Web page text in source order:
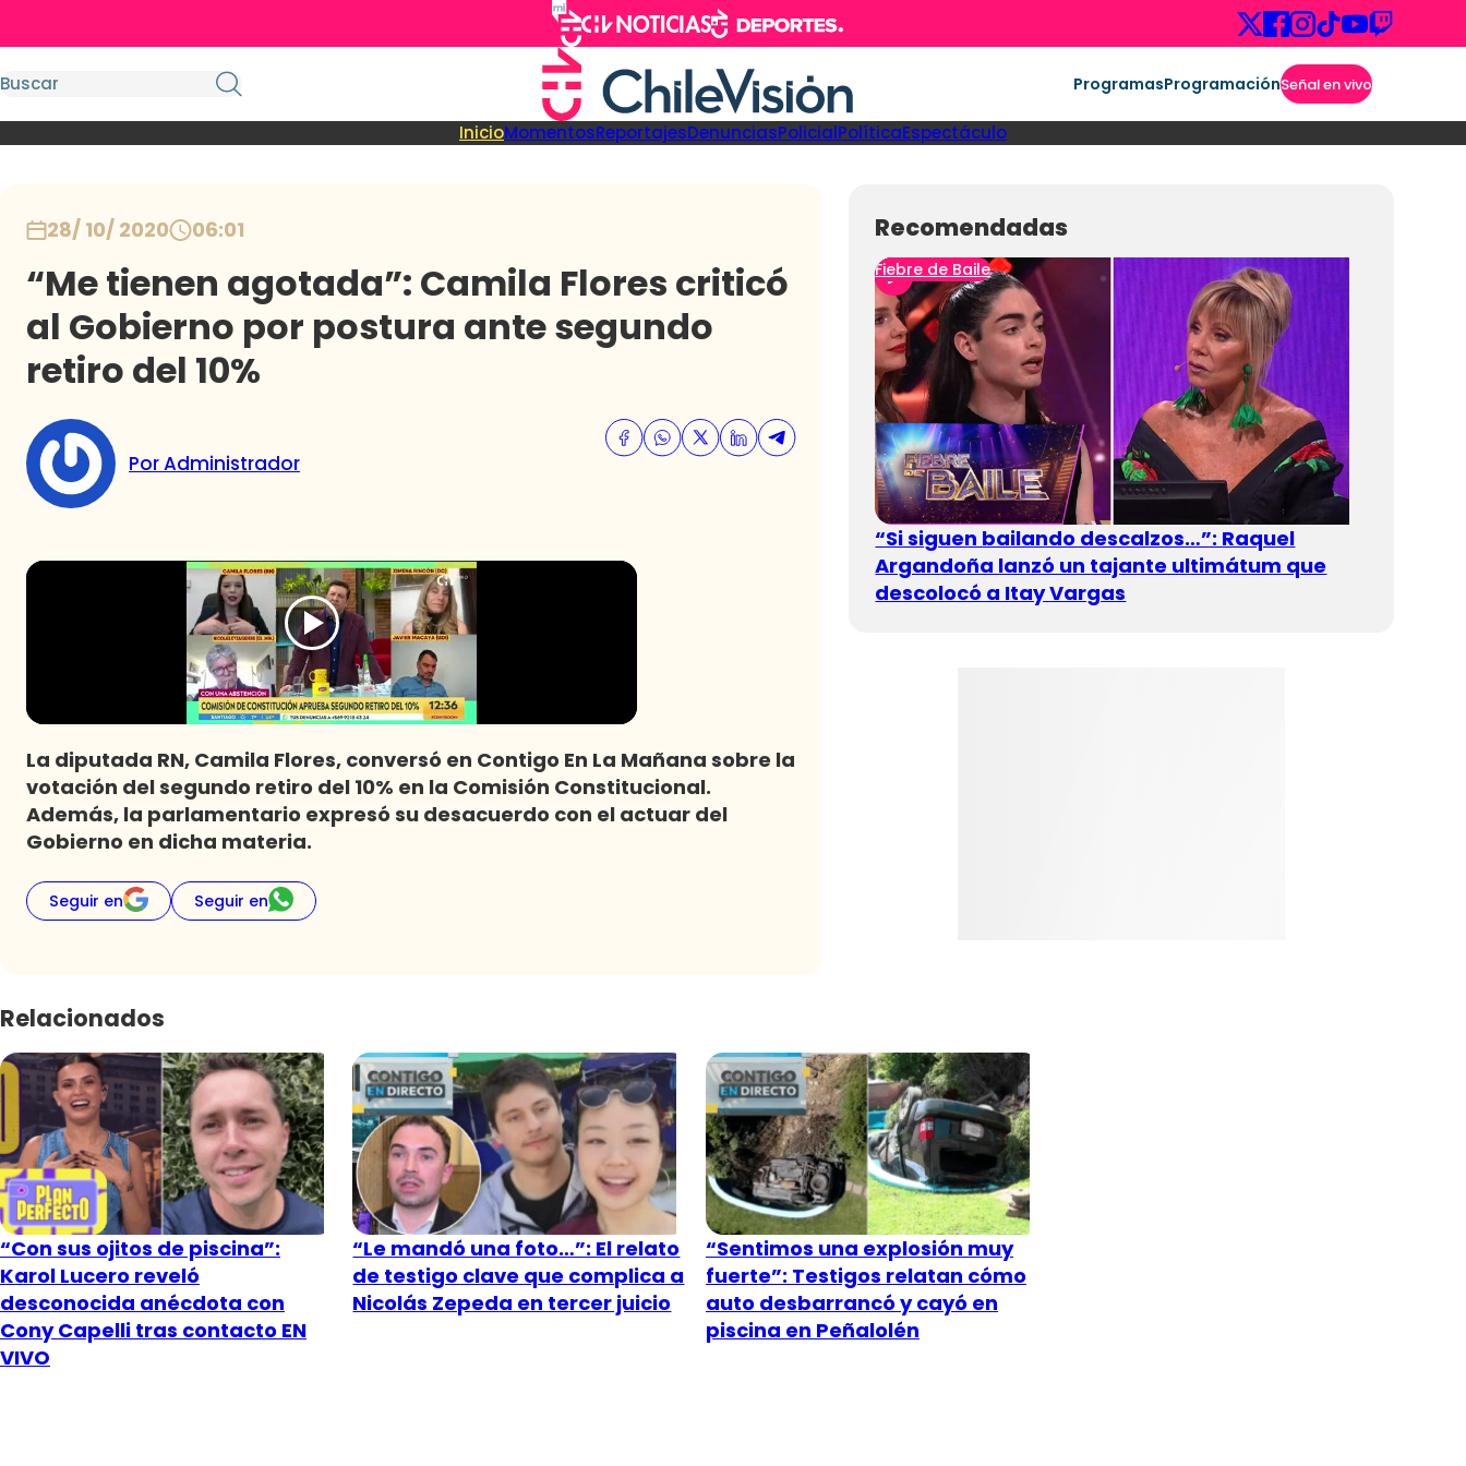
ProgramasProgramaciónSeñal en vivo
InicioMomentosReportajesDenunciasPolicialPolíticaEspectáculo
28/ 10/ 2020 06:01
“Me tienen agotada”: Camila Flores criticó
al Gobierno por postura ante segundo
retiro del 10%
Por Administrador
La diputada RN, Camila Flores, conversó en Contigo En La Mañana sobre la
votación del segundo retiro del 10% en la Comisión Constitucional.
Además, la parlamentario expresó su desacuerdo con el actuar del
Gobierno en dicha materia.
Seguir en Seguir en
Recomendadas
Fiebre de Baile
“Si siguen bailando descalzos…”: Raquel
Argandoña lanzó un tajante ultimátum que
descolocó a Itay Vargas
Relacionados
“Con sus ojitos de piscina”:
Karol Lucero reveló
desconocida anécdota con
Cony Capelli tras contacto EN
VIVO
“Le mandó una foto…”: El relato
de testigo clave que complica a
Nicolás Zepeda en tercer juicio
“Sentimos una explosión muy
fuerte”: Testigos relatan cómo
auto desbarrancó y cayó en
piscina en Peñalolén